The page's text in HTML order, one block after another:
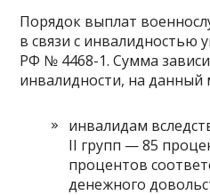
Порядок выплат
в связи с инвалидностью
РФ № 4468-1. Сумма
инвалидности, на данный
инвалидам
II групп — 85
процентов
денежного